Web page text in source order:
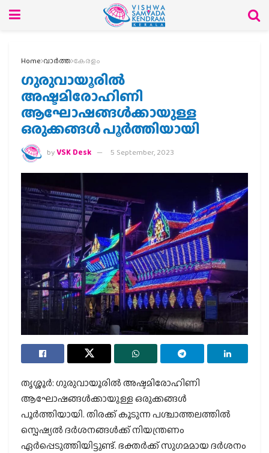
Home വാര്‍ത്ത കേരളം
ഗുരുവായൂരിൽ
അഷ്ടമിരോഹിണി
ആഘോഷങ്ങൾക്കായുള്ള
ഒരുക്കങ്ങള്‍ പൂര്‍ത്തിയായി
byVSK Desk 5 September, 2023
തൃശ്ശൂർ: ഗുരുവായൂരിൽ അഷ്ടമിരോഹിണി
ആഘോഷങ്ങൾക്കായുള്ള ഒരുക്കങ്ങള്‍
പൂര്‍ത്തിയായി. തിരക്ക് കൂടുന്ന പശ്ചാത്തലത്തിൽ
സ്പെഷ്യൽ ദര്‍ശനങ്ങള്‍ക്ക് നിയന്ത്രണം
ഏര്‍പ്പെടുത്തിയിട്ടുണ്ട്. ഭക്തര്‍ക്ക് സുഗമമായ ദര്‍ശനം